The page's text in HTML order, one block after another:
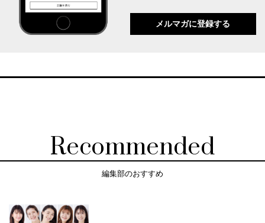
メルマガに登録する
Recommended
編集部のおすすめ